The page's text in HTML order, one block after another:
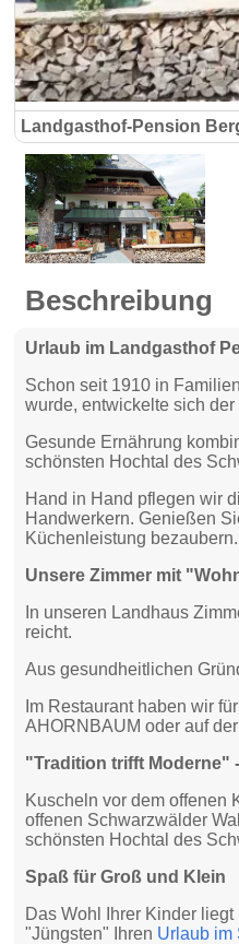
Landgasthof-Pension
Beschreibung
Urlaub im Landgasthof
Schon seit 1910 in
wurde, entwickelte sich
Gesunde Ernährung
schönsten Hochtal des
Hand in Hand pflegen wir
Handwerkern. Genießen
Küchenleistung bezaubern.
Unsere Zimmer mit
In unseren Landhaus
reicht.
Aus gesundheitlichen
Im Restaurant haben wir
AHORNBAUM oder auf
"Tradition trifft Moderne"
Kuscheln vor dem offenen
offenen Schwarzwälder
schönsten Hochtal des
Spaß für Groß und Klein
Das Wohl Ihrer Kinder
"Jüngsten" Ihren Urlaub im